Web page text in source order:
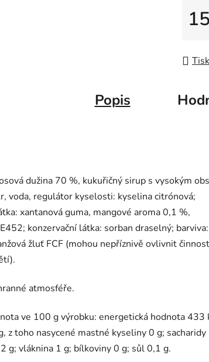
Tisk
Popis
dužina 70 %, kukuřičný sirup s vysokým
voda, regulátor kyselosti: kyselina citrónová;
xantanová guma, mangové aroma 0,1 %,
konzervační látka: sorban draselný; barviva:
žluť FCF (mohou nepříznivě ovlivnit
atmosféře.
ve 100 g výrobku: energetická hodnota 433
z toho nasycené mastné kyseliny 0 g; sacharidy
g; vláknina 1 g; bílkoviny 0 g; sůl 0,1 g.